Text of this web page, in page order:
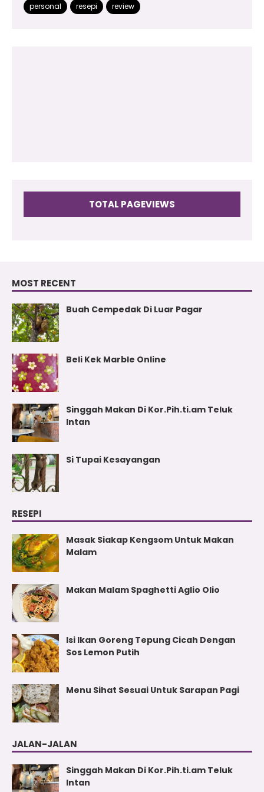
personal
resepi review
TOTAL PAGEVIEWS
MOST RECENT
Buah Cempedak Di Luar Pagar
Beli Kek Marble Online
Singgah Makan Di Kor.Pih.ti.am Teluk
Intan
Si Tupai Kesayangan
RESEPI
Masak Siakap Kengsom Untuk Makan
Malam
Makan Malam Spaghetti Aglio Olio
Isi Ikan Goreng Tepung Cicah Dengan
Sos Lemon Putih
Menu Sihat Sesuai Untuk Sarapan Pagi
JALAN-JALAN
Singgah Makan Di Kor.Pih.ti.am Teluk
Intan